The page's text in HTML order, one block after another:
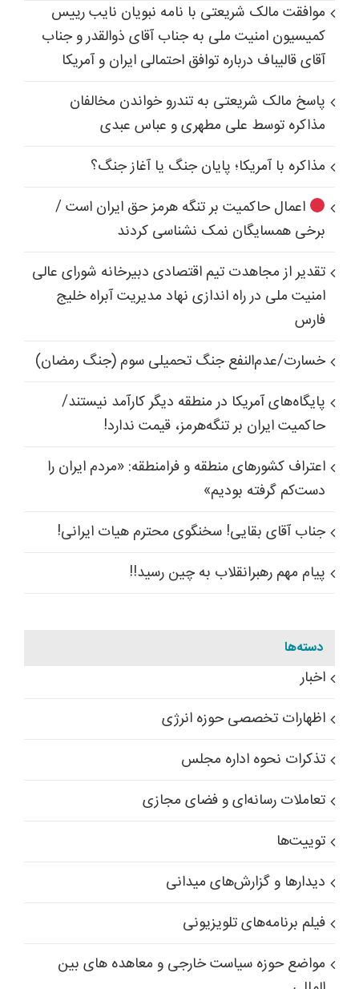
موافقت مالک شریعتی با نامه نبویان نایب رییس
کمیسیون امنیت ملی به جناب آقای ذوالقدر و جناب
آقای قالیباف درباره توافق احتمالی ایران و آمریکا
پاسخ مالک شریعتی به تندرو خواندن مخالفان
مذاکره توسط علی مطهری و عباس عبدی
مذاکره با آمریکا؛ پایان جنگ یا آغاز جنگ؟
اعمال حاکمیت بر تنگه هرمز حق ایران است /
برخی همسایگان نمک نشناسی کردند
تقدیر از مجاهدت تیم اقتصادی دبیرخانه شورای عالی
امنیت ملی در راه اندازی نهاد مدیریت آبراه خلیج
فارس
خسارت/عدم‌النفع جنگ تحمیلی سوم (جنگ رمضان)
پایگاه‌های آمریکا در منطقه دیگر کارآمد نیستند/
حاکمیت ایران بر تنگه‌هرمز، قیمت ندارد!
اعتراف کشورهای منطقه و فرامنطقه: «مردم ایران را
دست‌کم گرفته بودیم»
جناب آقای بقایی! سخنگوی محترم هیات ایرانی!
پیام مهم رهبرانقلاب به چین رسید!!
دسته‌ها
اخبار
اظهارات تخصصی حوزه انرژی
تذکرات نحوه اداره مجلس
تعاملات رسانه‌ای و فضای مجازی
توییت‌ها
دیدارها و گزارش‌های میدانی
فیلم برنامه‌های تلویزیونی
مواضع حوزه سیاست خارجی و معاهده های بین